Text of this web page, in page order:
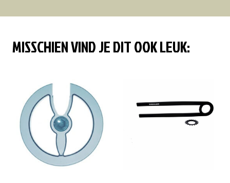
MISSCHIEN VIND JE DIT OOK LEUK: